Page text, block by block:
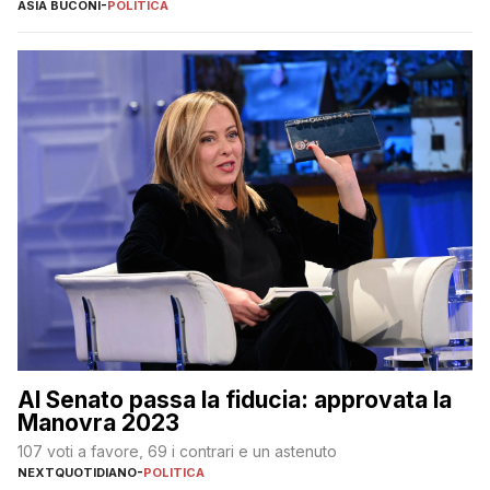
ASIA BUCONI-POLITICA
Al Senato passa la fiducia: approvata la
Manovra 2023
107 voti a favore, 69 i contrari e un astenuto
NEXTQUOTIDIANO-POLITICA